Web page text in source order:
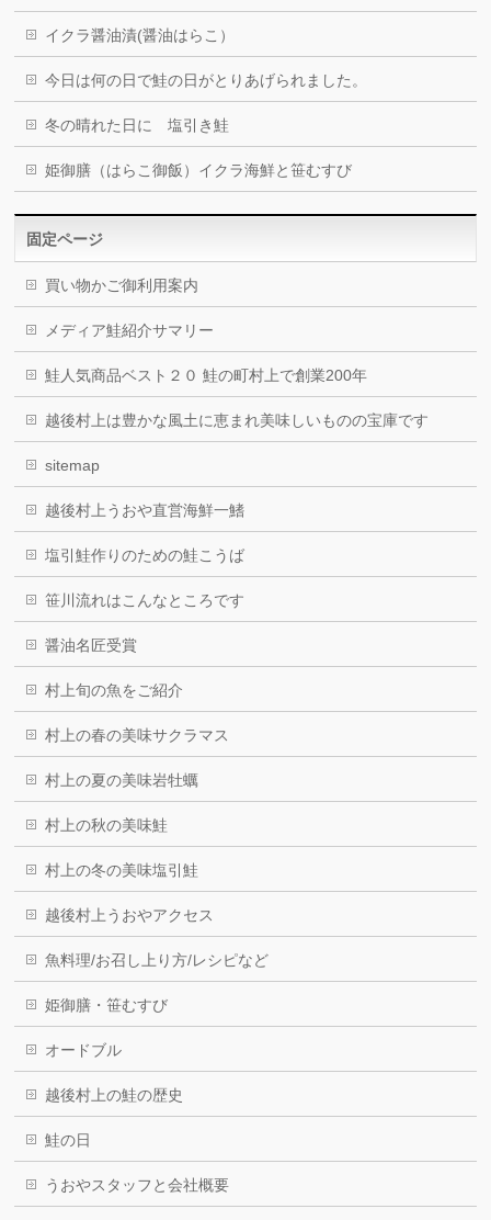
イクラ醤油漬(醤油はらこ）
今日は何の日で鮭の日がとりあげられました。
冬の晴れた日に 塩引き鮭
姫御膳（はらこ御飯）イクラ海鮮と笹むすび
固定ページ
買い物かご御利用案内
メディア鮭紹介サマリー
鮭人気商品ベスト２０ 鮭の町村上で創業200年
越後村上は豊かな風土に恵まれ美味しいものの宝庫です
sitemap
越後村上うおや直営海鮮一鰭
塩引鮭作りのための鮭こうば
笹川流れはこんなところです
醤油名匠受賞
村上旬の魚をご紹介
村上の春の美味サクラマス
村上の夏の美味岩牡蠣
村上の秋の美味鮭
村上の冬の美味塩引鮭
越後村上うおやアクセス
魚料理/お召し上り方/レシピなど
姫御膳・笹むすび
オードブル
越後村上の鮭の歴史
鮭の日
うおやスタッフと会社概要